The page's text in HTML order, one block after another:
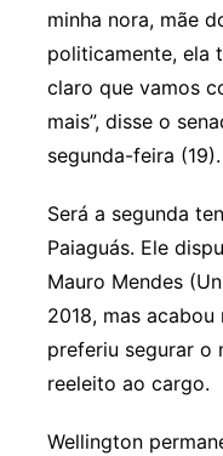
minha nora, mãe
politicamente, ela
claro que vamos
mais”, disse o
segunda-feira (19).
Será a segunda
Paiaguás. Ele
Mauro Mendes
2018, mas
preferiu segurar o
reeleito ao cargo.
Wellington